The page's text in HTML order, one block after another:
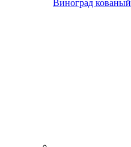
Виноград кованый